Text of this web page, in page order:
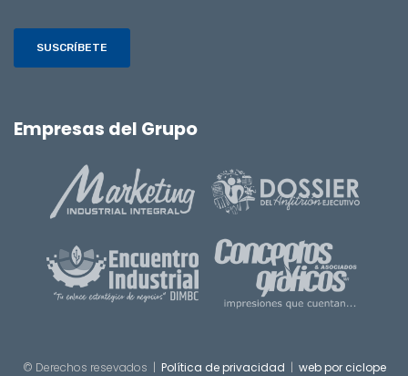
SUSCRÍBETE
Empresas del Grupo
© Derechos resevados | Política de privacidad | web por ciclope